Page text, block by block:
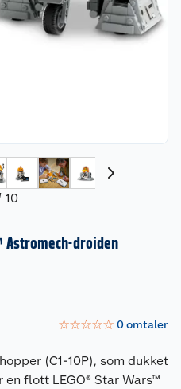
10
Astromech-droiden
☆☆☆☆☆ 0omtaler
(C1-10P), som dukket
en flott LEGO® Star Wars™